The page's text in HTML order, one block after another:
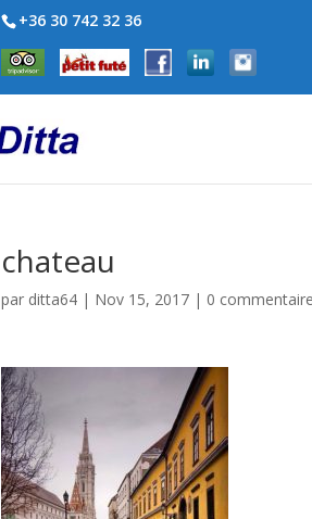
+36 30 742 32 36
chateau
par ditta64 | Nov 15, 2017 | 0